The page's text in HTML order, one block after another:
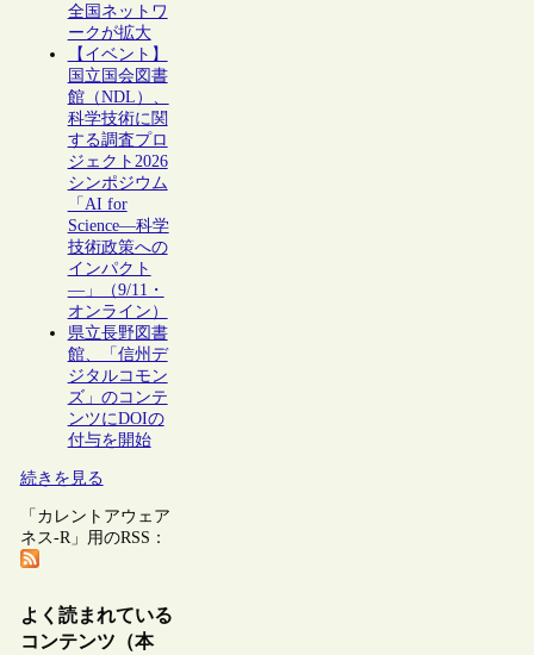
全国ネットワ
ークが拡大
【イベント】
国立国会図書
館（NDL）、
科学技術に関
する調査プロ
ジェクト2026
シンポジウム
「AI for
Science―科学
技術政策への
インパクト
―」（9/11・
オンライン）
県立長野図書
館、「信州デ
ジタルコモン
ズ」のコンテ
ンツにDOIの
付与を開始
続きを見る
「カレントアウェア
ネス-R」用のRSS：
よく読まれている
コンテンツ（本